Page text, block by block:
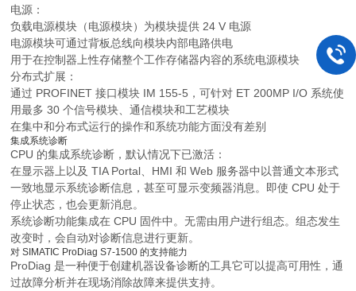
电源：
负载电源模块（电源模块）为模块提供 24 V 电源
电源模块可通过背板总线向模块内部电路供电
用于在控制器上性存储整个工作存储器内容的系统电源模块
分布式扩展：
通过 PROFINET 接口模块 IM 155-5，可针对 ET 200MP I/O 系统使
用最多 30 个信号模块、通信模块和工艺模块
在集中和分布式运行的操作和系统功能方面没有差别
集成系统诊断
CPU 的集成系统诊断，默认情况下已激活：
在显示器上以及 TIA Portal、HMI 和 Web 服务器中以普通文本形式
一致地显示系统诊断信息，甚至可显示变频器消息。即使 CPU 处于
停止状态，也会更新消息。
系统诊断功能集成在 CPU 固件中。无需由用户进行组态。组态发生
改变时，会自动对诊断信息进行更新。
对 SIMATIC ProDiag S7-1500 的支持能力
ProDiag 是一种便于创建机器设备诊断的工具它可以提高可用性，通
过故障分析并在现场消除故障来提供支持。